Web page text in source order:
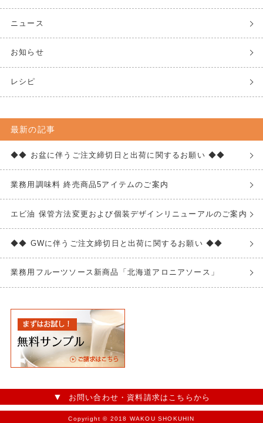
ニュース
お知らせ
レシピ
最新の記事
◆◆ お盆に伴うご注文締切日と出荷に関するお願い ◆◆
業務用調味料 終売商品5アイテムのご案内
エビ油 保管方法変更および個装デザインリニューアルのご案内
◆◆ GWに伴うご注文締切日と出荷に関するお願い ◆◆
業務用フルーツソース新商品「北海道アロニアソース」
お問い合わせ・資料請求はこちらから
Copyright © 2018 WAKOU SHOKUHIN